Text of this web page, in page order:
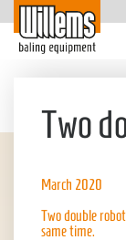
Two
March 2020
Two double
same time.